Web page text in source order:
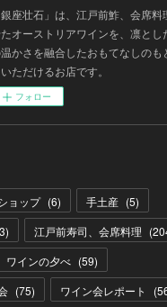
銀座壮石」は、江戸前鮓、会席
オーストリアワインを、凛とし
かさを融合したおもてなしのも
ただけるお店です。
フォロー
ョップ (6) 手土産 (5)
) 江戸前寿司、会席料理 (
ワインの夕べ (59)
(75) ワイン会レポート (